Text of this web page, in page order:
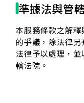
準據法與管
本服務條款之解
的爭議，除法律
法律予以處理，
轄法院。